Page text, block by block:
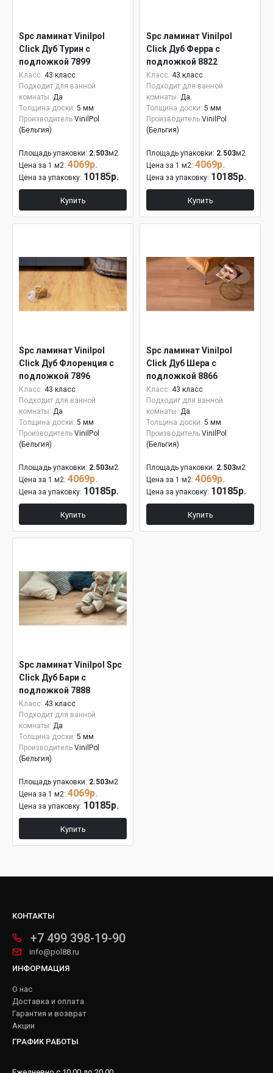
Spc ламинат Vinilpol
Click Дуб Турин с
подложкой 7899
Класс: 43 класс
Подходит для ванной
комнаты: Да
Толщина доски: 5 мм
Производитель VinilPol
(Бельгия)
Площадь упаковки: 2.503м2
Цена за 1 м2: 4069р.
Цена за упаковку: 10185р.
Купить
Spc ламинат Vinilpol
Click Дуб Ферра с
подложкой 8822
Класс: 43 класс
Подходит для ванной
комнаты: Да
Толщина доски: 5 мм
Производитель VinilPol
(Бельгия)
Площадь упаковки: 2.503м2
Цена за 1 м2: 4069р.
Цена за упаковку: 10185р.
Купить
Spc ламинат Vinilpol
Click Дуб Флоренция с
подложкой 7896
Класс: 43 класс
Подходит для ванной
комнаты: Да
Толщина доски: 5 мм
Производитель VinilPol
(Бельгия)
Площадь упаковки: 2.503м2
Цена за 1 м2: 4069р.
Цена за упаковку: 10185р.
Купить
Spc ламинат Vinilpol
Click Дуб Шера с
подложкой 8866
Класс: 43 класс
Подходит для ванной
комнаты: Да
Толщина доски: 5 мм
Производитель VinilPol
(Бельгия)
Площадь упаковки: 2.503м2
Цена за 1 м2: 4069р.
Цена за упаковку: 10185р.
Купить
Spc ламинат Vinilpol Spc
Click Дуб Бари с
подложкой 7888
Класс: 43 класс
Подходит для ванной
комнаты: Да
Толщина доски: 5 мм
Производитель VinilPol
(Бельгия)
Площадь упаковки: 2.503м2
Цена за 1 м2: 4069р.
Цена за упаковку: 10185р.
Купить
КОНТАКТЫ
+7 499 398-19-90
info@pol88.ru
ИНФОРМАЦИЯ
О нас
Доставка и оплата
Гарантия и возврат
Акции
ГРАФИК РАБОТЫ